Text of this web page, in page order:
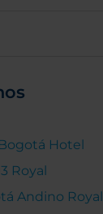
Hotel
Royal
Andino Royal